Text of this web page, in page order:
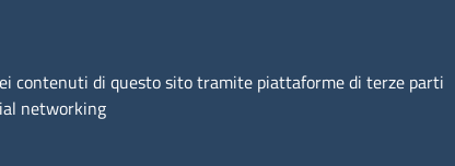
contenuti di questo sito tramite piattaforme di terze parti
networking